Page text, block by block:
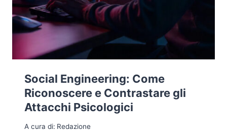
Social Engineering: Come
Riconoscere e Contrastare gli
Attacchi Psicologici
A cura di: Redazione